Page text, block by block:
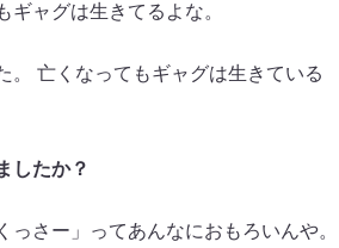
ャグは生きてるよな。
亡くなってもギャグは生きている
したか？
さー」ってあんなにおもろいんや。